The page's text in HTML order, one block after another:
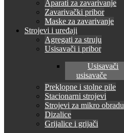
Aparati za zavarivanje
Zavarivački pribor
Maske za zavarivanje
Strojevi i uređaji
Agregati za struju
Usisavači i pribor
Usisavači
usisavače
Preklopne i stolne pile
Stacionarni strojevi
Strojevi za mikro obradu
Dizalice
Grijalice i grijači